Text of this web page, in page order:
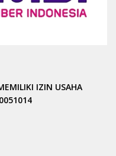
IZIN USAHA